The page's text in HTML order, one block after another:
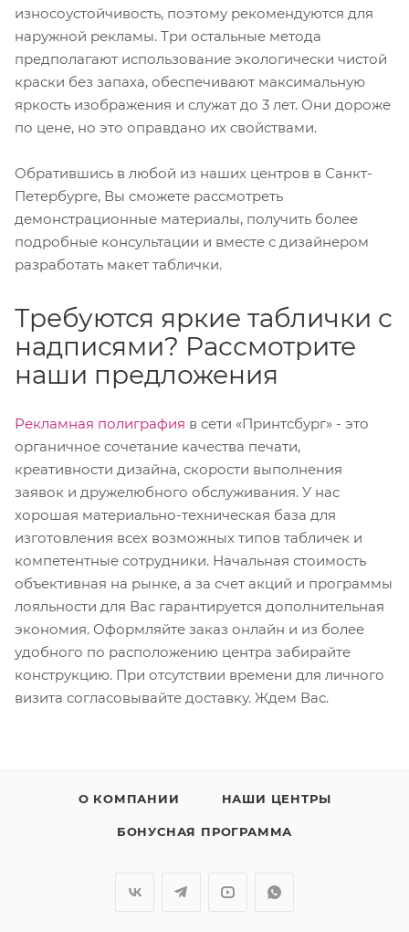
износоустойчивость, поэтому рекомендуются для
наружной рекламы. Три остальные метода
предполагают использование экологически чистой
краски без запаха, обеспечивают максимальную
яркость изображения и служат до 3 лет. Они дороже
по цене, но это оправдано их свойствами.
Обратившись в любой из наших центров в Санкт-
Петербурге, Вы сможете рассмотреть
демонстрационные материалы, получить более
подробные консультации и вместе с дизайнером
разработать макет таблички.
Требуются яркие таблички с
надписями? Рассмотрите
наши предложения
Рекламная полиграфия в сети «Принтсбург» - это
органичное сочетание качества печати,
креативности дизайна, скорости выполнения
заявок и дружелюбного обслуживания. У нас
хорошая материально-техническая база для
изготовления всех возможных типов табличек и
компетентные сотрудники. Начальная стоимость
объективная на рынке, а за счет акций и программы
лояльности для Вас гарантируется дополнительная
экономия. Оформляйте заказ онлайн и из более
удобного по расположению центра забирайте
конструкцию. При отсутствии времени для личного
визита согласовывайте доставку. Ждем Вас.
О КОМПАНИИ НАШИ ЦЕНТРЫ
БОНУСНАЯ ПРОГРАММА